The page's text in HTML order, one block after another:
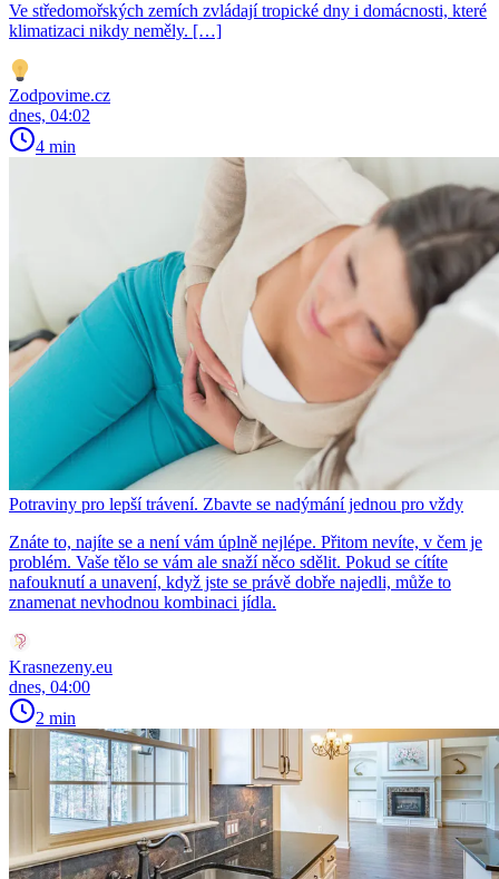
Ve středomořských zemích zvládají tropické dny i domácnosti, které
klimatizaci nikdy neměly. […]
Zodpovime.cz
dnes, 04:02
4 min
Potraviny pro lepší trávení. Zbavte se nadýmání jednou pro vždy
Znáte to, najíte se a není vám úplně nejlépe. Přitom nevíte, v čem je
problém. Vaše tělo se vám ale snaží něco sdělit. Pokud se cítíte
nafouknutí a unavení, když jste se právě dobře najedli, může to
znamenat nevhodnou kombinaci jídla.
Krasnezeny.eu
dnes, 04:00
2 min